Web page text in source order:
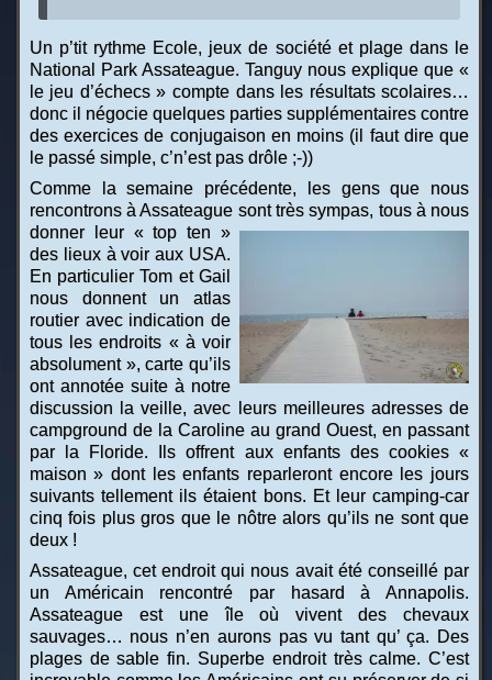
Un p’tit rythme Ecole, jeux de société et plage dans le
National Park Assateague. Tanguy nous explique que «
le jeu d’échecs » compte dans les résultats scolaires…
donc il négocie quelques parties supplémentaires contre
des exercices de conjugaison en moins (il faut dire que
le passé simple, c’n’est pas drôle ;-))
Comme la semaine précédente, les gens que nous
rencontrons à Assateague sont très sympas, tous à nous
donner leur « top ten »
des lieux à voir aux USA.
En particulier Tom et Gail
nous donnent un atlas
routier avec indication de
tous les endroits « à voir
absolument », carte qu’ils
ont annotée suite à notre
discussion la veille, avec leurs meilleures adresses de
campground de la Caroline au grand Ouest, en passant
par la Floride. Ils offrent aux enfants des cookies «
maison » dont les enfants reparleront encore les jours
suivants tellement ils étaient bons. Et leur camping-car
cinq fois plus gros que le nôtre alors qu’ils ne sont que
deux !
Assateague, cet endroit qui nous avait été conseillé par
un Américain rencontré par hasard à Annapolis.
Assateague est une île où vivent des chevaux
sauvages… nous n’en aurons pas vu tant qu’ ça. Des
plages de sable fin. Superbe endroit très calme. C’est